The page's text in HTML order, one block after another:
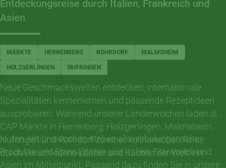
Entdeckungsreise durch Italien, Frankreich und
Asien
MÄRKTE HERRENBERG ROHRDORF MALMSHEIM
HOLZGERLINGEN NUFRINGEN
Neue Geschmackswelten entdecken, internationale
Spezialitäten kennenlernen und passende Rezeptideen
ausprobieren: Während unserer Länderwochen laden die
CAP Märkte in Herrenberg, Holzgerlingen, Malmsheim,
Nufringen und Rohrdorf zu einer kulinarischen Reise
durch verschiedene Länder und Küchen der Welt ein.
In den Aktionswochen stehen abwechslungsreiche
Produkte und Spezialitäten aus Italien, Frankreich und
Asien im Mittelpunkt. Passend dazu finden Sie in unseren